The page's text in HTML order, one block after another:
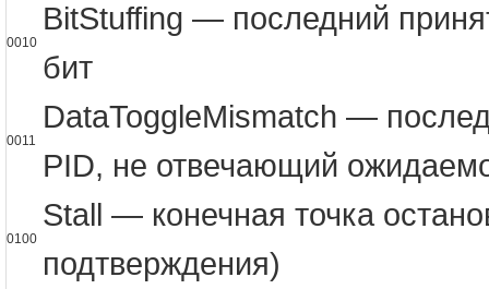
0010
BitStuffing — последний
бит
0011
DataToggleMismatch —
PID, не отвечающий
0100
Stall — конечная точка
подтверждения)